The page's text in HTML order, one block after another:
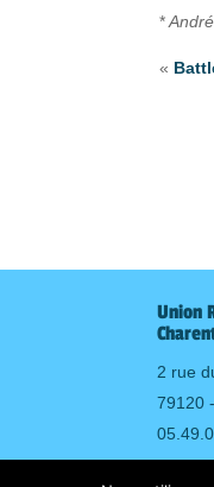
*
«
Union
2 rue
79120